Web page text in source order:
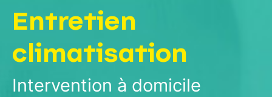
Entretien
climatisation
Intervention à domicile